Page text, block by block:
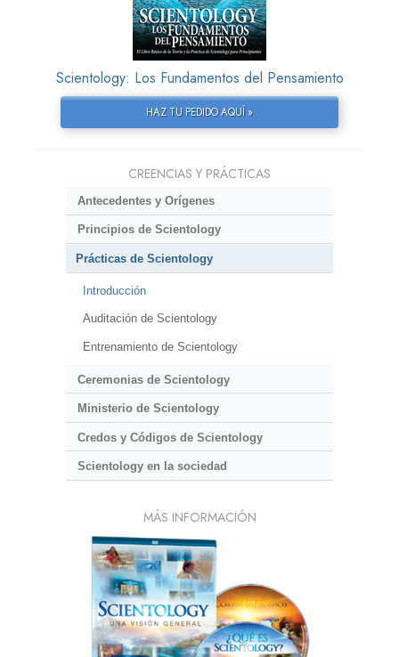
Scientology: Los Fundamentos del Pensamiento
HAZ TU PEDIDO AQUÍ »
CREENCIAS Y PRÁCTICAS
Antecedentes y Orígenes
Principios de Scientology
Prácticas de Scientology
Introducción
Auditación de Scientology
Entrenamiento de Scientology
Ceremonias de Scientology
Ministerio de Scientology
Credos y Códigos de Scientology
Scientology en la sociedad
MÁS INFORMACIÓN